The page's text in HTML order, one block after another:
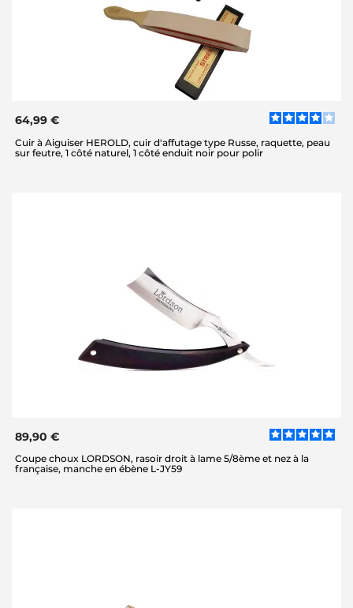
64,99 €
Cuir à Aiguiser HEROLD, cuir d'affutage type Russe, raquette, peau
sur feutre, 1 côté naturel, 1 côté enduit noir pour polir
89,90 €
Coupe choux LORDSON, rasoir droit à lame 5/8ème et nez à la
française, manche en ébène L-JY59